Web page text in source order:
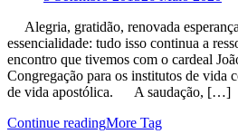
Alegria, gratidão, renovada
essencialidade: tudo isso continua a
encontro que tivemos com o cardeal
Congregação para os institutos de vida
de vida apostólica. A saudação, […]
Continue readingMore Tag